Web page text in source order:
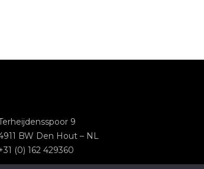
9
BW Den Hout – NL
(0) 162 429360